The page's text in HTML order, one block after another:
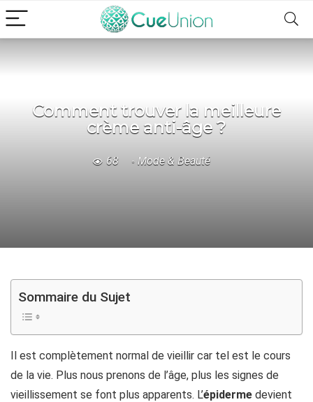
Comment trouver la meilleure
crème anti-âge ?
68 Mode & Beauté
Sommaire du Sujet
Il est complètement normal de vieillir car tel est le cours
de la vie. Plus nous prenons de l’âge, plus les signes de
vieillissement se font plus apparents. L’épiderme devient